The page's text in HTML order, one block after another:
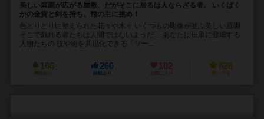
美しい庭園が広がる屋敷、だがそこに居るは人ならざる者。 いくばく
かの金貨と剣を持ち、館の主に挑め！
色とりどりに整えられた花々や木々 いくつもの彫像が並ぶ美しい庭園
そこで戯れる者たちは人間ではないようだ… あなたは伝承に登場する
人物たちの 技や術を具現化できる「ソー...
166
興味あり
260
経験あり
102
お気に入り
626
持ってる